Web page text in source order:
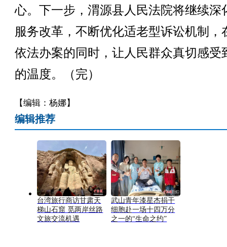
心。下一步，渭源县人民法院将继续深
服务改革，不断优化适老型诉讼机制，
依法办案的同时，让人民群众真切感受
的温度。（完）
【编辑：杨娜】
编辑推荐
台湾旅行商访甘肃天
梯山石窟 觅两岸丝路
文旅交流机遇
武山青年漆星杰捐干
细胞赴一场十四万分
之一的“生命之约”